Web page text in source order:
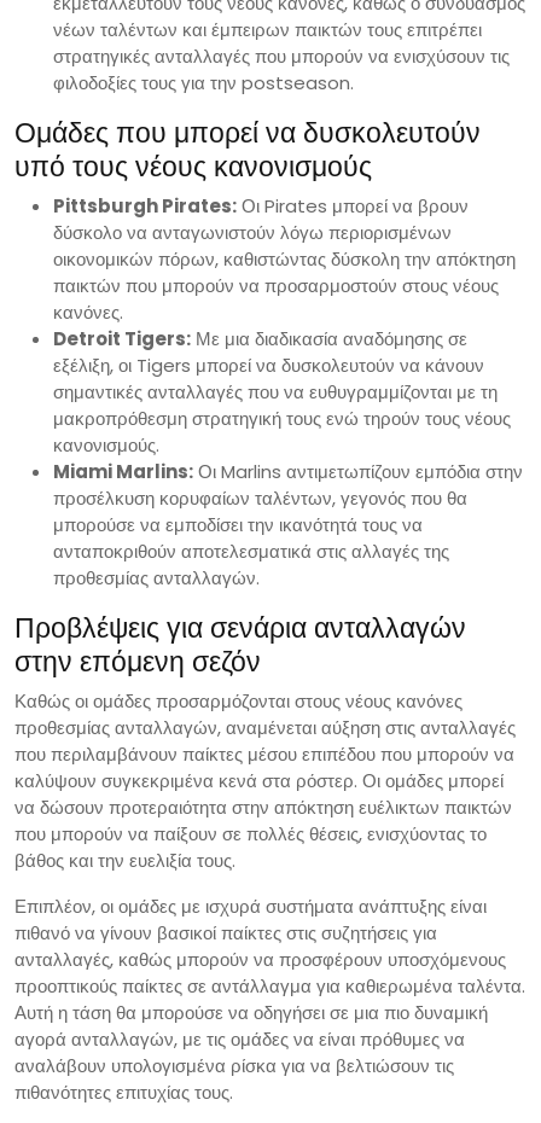
νέων ταλέντων και έμπειρων παικτών τους επιτρέπει
στρατηγικές ανταλλαγές που μπορούν να ενισχύσουν τις
φιλοδοξίες τους για την postseason.
Ομάδες που μπορεί να δυσκολευτούν
υπό τους νέους κανονισμούς
Pittsburgh Pirates:Οι Pirates μπορεί να βρουν
δύσκολο να ανταγωνιστούν λόγω περιορισμένων
οικονομικών πόρων, καθιστώντας δύσκολη την απόκτηση
παικτών που μπορούν να προσαρμοστούν στους νέους
κανόνες.
Detroit Tigers: Με μια διαδικασία αναδόμησης σε
εξέλιξη, οι Tigers μπορεί να δυσκολευτούν να κάνουν
σημαντικές ανταλλαγές που να ευθυγραμμίζονται με τη
μακροπρόθεσμη στρατηγική τους ενώ τηρούν τους νέους
κανονισμούς.
Miami Marlins:Οι Marlins αντιμετωπίζουν εμπόδια στην
προσέλκυση κορυφαίων ταλέντων, γεγονός που θα
μπορούσε να εμποδίσει την ικανότητά τους να
ανταποκριθούν αποτελεσματικά στις αλλαγές της
προθεσμίας ανταλλαγών.
Προβλέψεις για σενάρια ανταλλαγών
στην επόμενη σεζόν
Καθώς οι ομάδες προσαρμόζονται στους νέους κανόνες
προθεσμίας ανταλλαγών, αναμένεται αύξηση στις ανταλλαγές
που περιλαμβάνουν παίκτες μέσου επιπέδου που μπορούν να
καλύψουν συγκεκριμένα κενά στα ρόστερ. Οι ομάδες μπορεί
να δώσουν προτεραιότητα στην απόκτηση ευέλικτων παικτών
που μπορούν να παίξουν σε πολλές θέσεις, ενισχύοντας το
βάθος και την ευελιξία τους.
Επιπλέον, οι ομάδες με ισχυρά συστήματα ανάπτυξης είναι
πιθανό να γίνουν βασικοί παίκτες στις συζητήσεις για
ανταλλαγές, καθώς μπορούν να προσφέρουν υποσχόμενους
προοπτικούς παίκτες σε αντάλλαγμα για καθιερωμένα ταλέντα.
Αυτή η τάση θα μπορούσε να οδηγήσει σε μια πιο δυναμική
αγορά ανταλλαγών, με τις ομάδες να είναι πρόθυμες να
αναλάβουν υπολογισμένα ρίσκα για να βελτιώσουν τις
πιθανότητες επιτυχίας τους.